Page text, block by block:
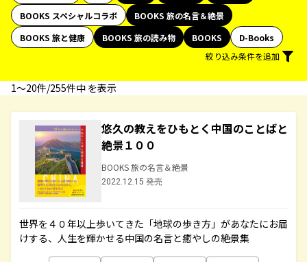
BOOKS スペシャルコラボ
BOOKS 旅の名言＆絶景
BOOKS 旅と健康
BOOKS 旅の読み物 BOOKS
D-Books
絞り込み条件を追加
1〜20件/255件中 を表示
悠久の教えをひもとく中国のことばと
絶景１００
BOOKS 旅の名言＆絶景
2022.12.15 発売
世界を４０年以上歩いてきた「地球の歩き方」があなたにお届
けする、人生を輝かせる中国の名言と癒やしの絶景集